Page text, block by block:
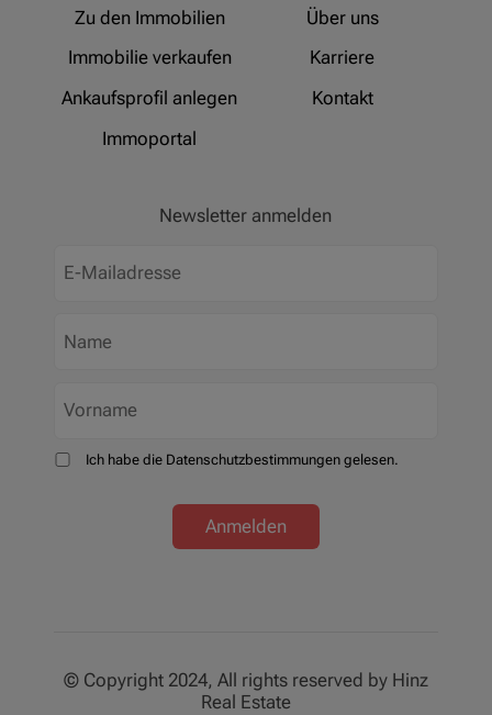
Zu den Immobilien
Immobilie verkaufen
Ankaufsprofil anlegen
Immoportal
Über uns
Karriere
Kontakt
Newsletter anmelden
Ich habe die Datenschutzbestimmungen gelesen.
Anmelden
© Copyright 2024, All rights reserved by Hinz
Real Estate